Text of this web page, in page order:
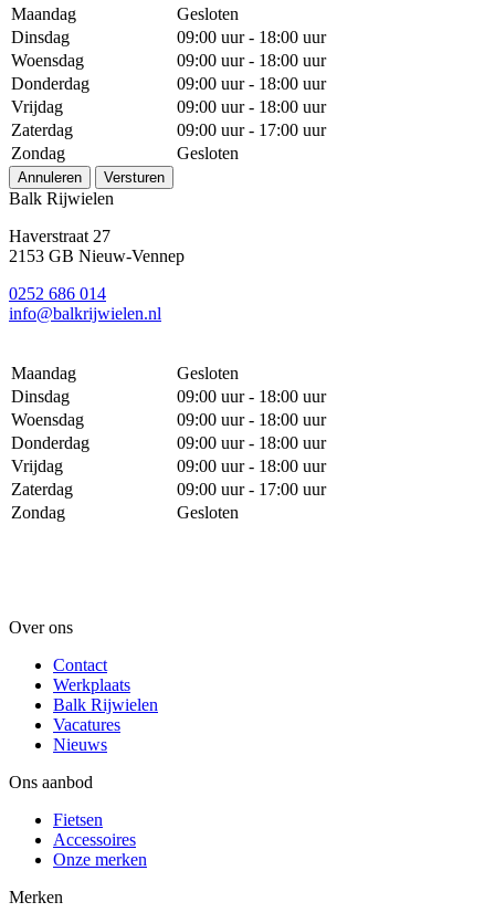
Maandag
Gesloten
Dinsdag
09:00 uur - 18:00 uur
Woensdag
09:00 uur - 18:00 uur
Donderdag
09:00 uur - 18:00 uur
Vrijdag
09:00 uur - 18:00 uur
Zaterdag
09:00 uur - 17:00 uur
Zondag
Gesloten
Annuleren Versturen
Balk Rijwielen
Haverstraat 27
2153 GB Nieuw-Vennep
0252 686 014
info@balkrijwielen.nl
Maandag
Gesloten
Dinsdag
09:00 uur - 18:00 uur
Woensdag
09:00 uur - 18:00 uur
Donderdag
09:00 uur - 18:00 uur
Vrijdag
09:00 uur - 18:00 uur
Zaterdag
09:00 uur - 17:00 uur
Zondag
Gesloten
Over ons
Contact
Werkplaats
Balk Rijwielen
Vacatures
Nieuws
Ons aanbod
Fietsen
Accessoires
Onze merken
Merken